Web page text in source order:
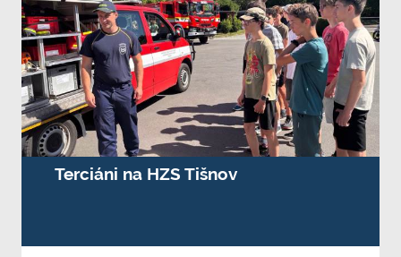
Terciáni na HZS Tišnov